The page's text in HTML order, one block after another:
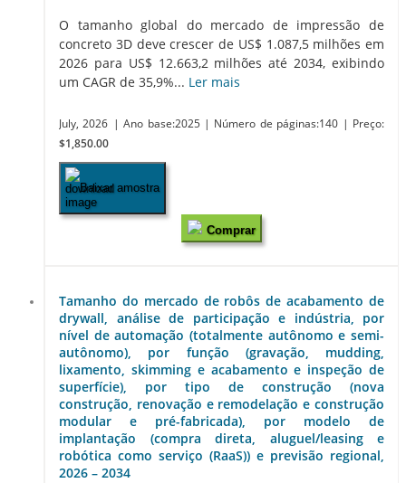
O tamanho global do mercado de impressão de
concreto 3D deve crescer de US$ 1.087,5 milhões em
2026 para US$ 12.663,2 milhões até 2034, exibindo
um CAGR de 35,9%... Ler mais
July, 2026 | Ano base:2025 | Número de páginas:140 | Preço:
$1,850.00
Baixar amostra
Comprar
Tamanho do mercado de robôs de acabamento de
drywall, análise de participação e indústria, por
nível de automação (totalmente autônomo e semi-
autônomo), por função (gravação, mudding,
lixamento, skimming e acabamento e inspeção de
superfície), por tipo de construção (nova
construção, renovação e remodelação e construção
modular e pré-fabricada), por modelo de
implantação (compra direta, aluguel/leasing e
robótica como serviço (RaaS)) e previsão regional,
2026 – 2034